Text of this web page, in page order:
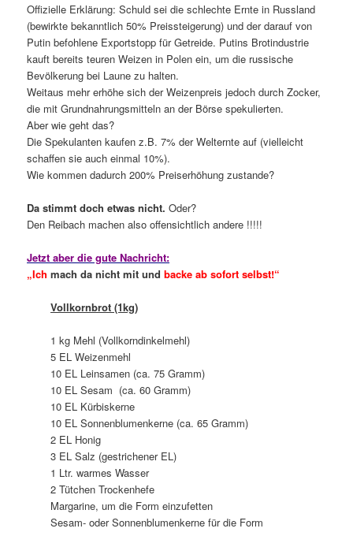
Offizielle Erklärung: Schuld sei die schlechte Ernte in Russland
(bewirkte bekanntlich 50% Preissteigerung) und der darauf von
Putin befohlene Exportstopp für Getreide. Putins Brotindustrie
kauft bereits teuren Weizen in Polen ein, um die russische
Bevölkerung bei Laune zu halten.
Weitaus mehr erhöhe sich der Weizenpreis jedoch durch Zocker,
die mit Grundnahrungsmitteln an der Börse spekulierten.
Aber wie geht das?
Die Spekulanten kaufen z.B. 7% der Welternte auf (vielleicht
schaffen sie auch einmal 10%).
Wie kommen dadurch 200% Preiserhöhung zustande?
Da stimmt doch etwas nicht. Oder?
Den Reibach machen also offensichtlich andere !!!!!
Jetzt aber die gute Nachricht:
„Ich mach da nicht mit undbacke ab sofort selbst!“
Vollkornbrot (1kg)
1 kg Mehl (Vollkorndinkelmehl)
5 EL Weizenmehl
10 EL Leinsamen (ca. 75 Gramm)
10 EL Sesam (ca. 60 Gramm)
10 EL Kürbiskerne
10 EL Sonnenblumenkerne (ca. 65 Gramm)
2 EL Honig
3 EL Salz (gestrichener EL)
1 Ltr. warmes Wasser
2 Tütchen Trockenhefe
Margarine, um die Form einzufetten
Sesam- oder Sonnenblumenkerne für die Form